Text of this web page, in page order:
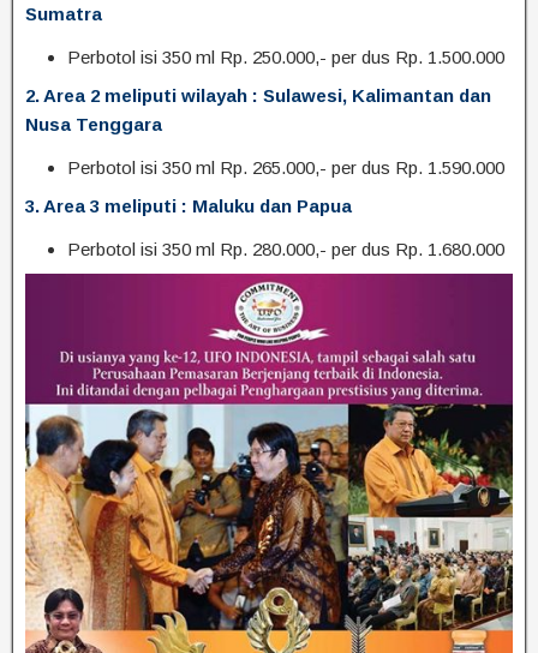
Sumatra
Perbotol isi 350 ml Rp. 250.000,- per dus Rp. 1.500.000
2. Area 2 meliputi wilayah : Sulawesi, Kalimantan dan
Nusa Tenggara
Perbotol isi 350 ml Rp. 265.000,- per dus Rp. 1.590.000
3. Area 3 meliputi : Maluku dan Papua
Perbotol isi 350 ml Rp. 280.000,- per dus Rp. 1.680.000